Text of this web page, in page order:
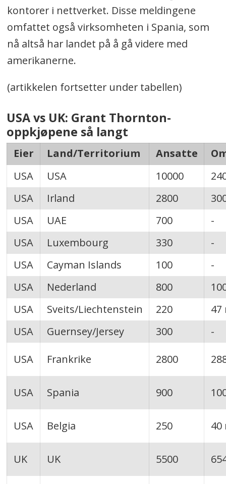
kontorer i nettverket. Disse meldingene
omfattet også virksomheten i Spania, som
nå altså har landet på å gå videre med
amerikanerne.
(artikkelen fortsetter under tabellen)
USA vs UK: Grant Thornton-
oppkjøpene så langt
Eier Land/Territorium Ansatte
USA
USA 10000
USA
Irland 2800
USA
UAE 700
-
USA
Luxembourg 330
-
USA
Cayman Islands 100
-
USA
Nederland 800
USA
Sveits/Liechtenstein 220
47
USA
Guernsey/Jersey 300 -
USA Frankrike 2800
USA Spania 900
USA Belgia 250 40
UK UK 5500